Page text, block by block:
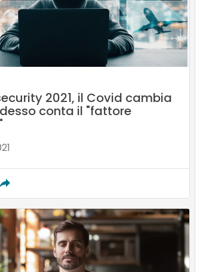
2021, il Covid cambia
conta il "fattore